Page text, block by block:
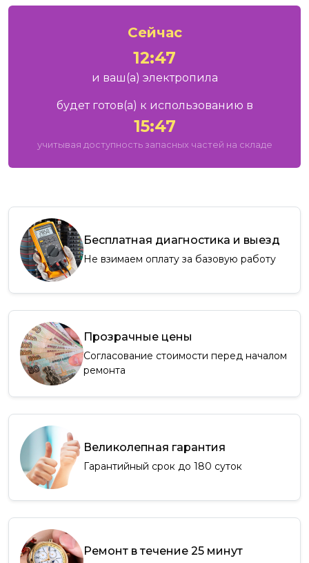
Сейчас
12:47
и ваш(а) электропила
будет готов(а) к использованию в
15:47
учитывая доступность запасных частей на складе
Бесплатная диагностика и выезд
Не взимаем оплату за базовую работу
Прозрачные цены
Согласование стоимости перед началом
ремонта
Великолепная гарантия
Гарантийный срок до 180 суток
Ремонт в течение 25 минут